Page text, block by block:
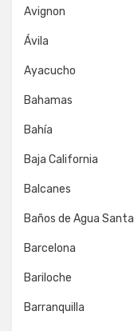
Avignon
Ávila
Ayacucho
Bahamas
Bahía
Baja California
Balcanes
Baños de Agua Santa
Barcelona
Bariloche
Barranquilla